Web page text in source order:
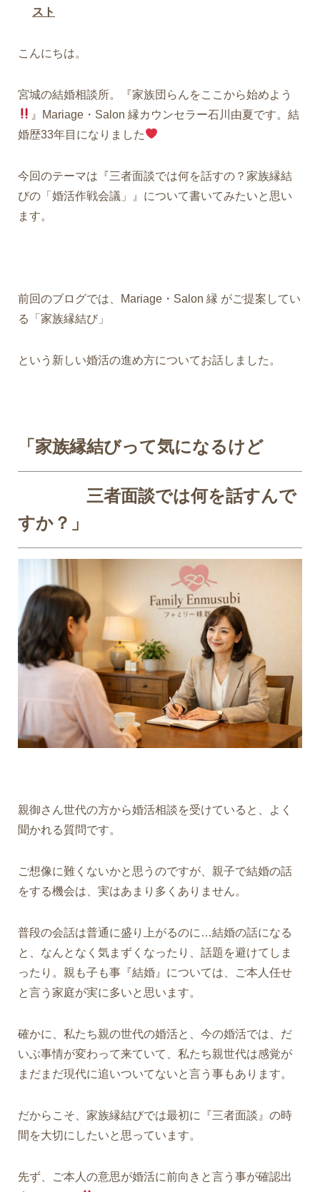
スト
こんにちは。
宮城の結婚相談所。『家族団らんをここから始めよう
』Mariage・Salon 縁カウンセラー石川由夏です。結
婚歴33年目になりました
今回のテーマは『三者面談では何を話すの？家族縁結
びの「婚活作戦会議」』について書いてみたいと思い
ます。
前回のブログでは、Mariage・Salon 縁 がご提案してい
る
「家族縁結び」
という新しい婚活の進め方についてお話しました。
「家族縁結びって気になるけど
三者面談では何を話すんで
すか？」
親御さん世代の方から婚活相談を受けていると、よく
聞かれる質問です。
ご想像に難くないかと思うのですが、親子で結婚の話
をする機会は、実はあまり多くありません。
普段の会話は普通に盛り上がるのに…結婚の話になる
と、なんとなく気まずくなったり、話題を避けてしま
ったり。親も子も事『結婚』については、ご本人任せ
と言う家庭が実に多いと思います。
確かに、私たち親の世代の婚活と、今の婚活では、だ
いぶ事情が変わって来ていて、私たち親世代は感覚が
まだまだ現代に追いついてないと言う事もあります。
だからこそ、家族縁結びでは最初に 『三者面談』 の時
間を大切にしたいと思っています。
先ず、ご本人の意思が婚活に前向きと言う事が確認出